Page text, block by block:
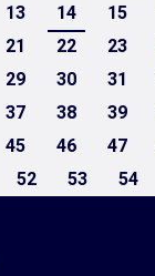
13 14 15
21 22 23
29 30 31
37 38 39
45 46 47
52 53 54